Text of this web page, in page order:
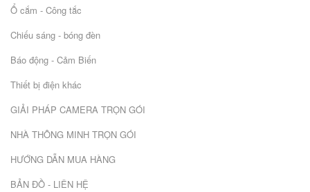
Ổ cắm - Công tắc
Chiếu sáng - bóng đèn
Báo động - Cảm Biến
Thiết bị điện khác
GIẢI PHÁP CAMERA TRỌN GÓI
NHÀ THÔNG MINH TRỌN GÓI
HƯỚNG DẪN MUA HÀNG
BẢN ĐỒ - LIÊN HỆ